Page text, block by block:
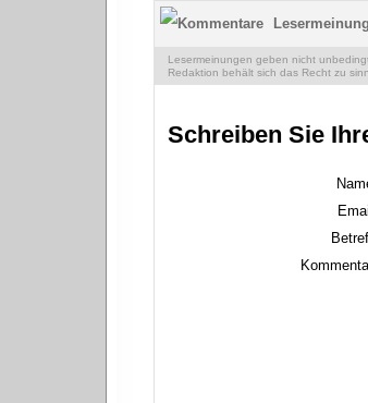
Lesermeinungen geben nicht
Redaktion behält sich das Recht zu
Schreiben Sie